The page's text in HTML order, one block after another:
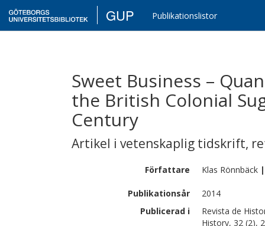
GUP Publikationslistor
Sweet Business –
the British Colonial
Century
Artikel i vetenskaplig tidskrift,
Författare Klas Rönnbäck |
Publikationsår
2014
Publicerad i
Revista de
History, 32 (2),